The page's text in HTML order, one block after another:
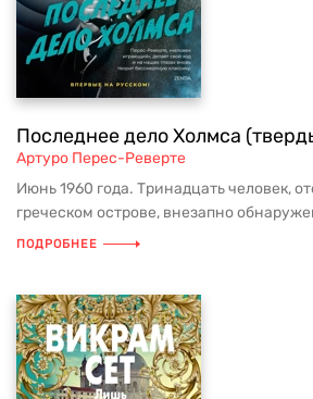
Последнее дело Холмса
Артуро Перес-Реверте
Июнь 1960 года. Тринадцать человек,
греческом острове, внезапно
ПОДРОБНЕЕ